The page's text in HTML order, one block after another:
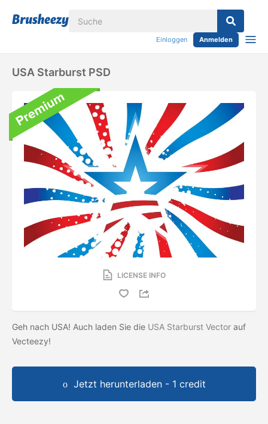
Einloggen Anmelden
USA Starburst PSD
LICENSE INFO
Geh nach USA! Auch laden Sie die USA Starburst Vector auf
Vecteezy!
Jetzt herunterladen - 1 credit